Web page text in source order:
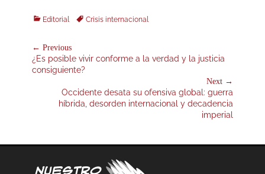
Categories
Editorial TagsCrisis internacional
Navegación
de
← Previous
Previous
post:
¿Es posible vivir conforme a la verdad y la justicia
consiguiente?
Next →
Occidente desata su ofensiva global: guerra
híbrida, desorden internacional y decadencia
imperial